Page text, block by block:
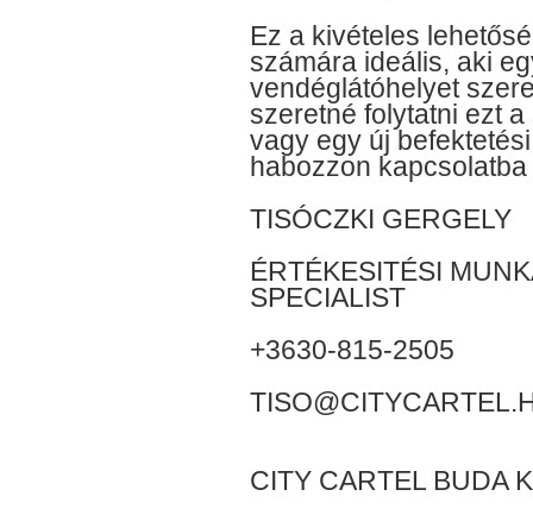
Ez a kivételes
számára ideális, aki
vendéglátóhelyet
szeretné folytatni ezt
vagy egy új
habozzon
TISÓCZKI GERGELY
ÉRTÉKESITÉSI
SPECIALIST
+3630-815-2505
CITY CARTEL BUDA